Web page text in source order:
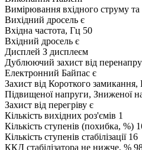
Вимірювання вхідного струму та
Вихідний дросель є
Вхідна частота, Гц 50
Вхідний дросель є
Дисплей З дисплеєм
Дублюючий захист від
Електронний Байпас є
Захист від Короткого замикання,
Підвищеної напруги, Зниженої
Захист від перегріву є
Кількість вихідних роз'ємів 1
Кількість ступенів (похибка, %)
Кількість ступенів стабілізації 16
ККД стабілізатора не нижче, %